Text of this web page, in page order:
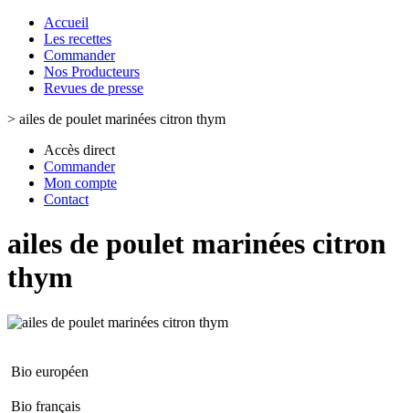
Accueil
Les recettes
Commander
Nos Producteurs
Revues de presse
> ailes de poulet marinées citron thym
Accès direct
Commander
Mon compte
Contact
ailes de poulet marinées citron
thym
Bio européen
Bio français